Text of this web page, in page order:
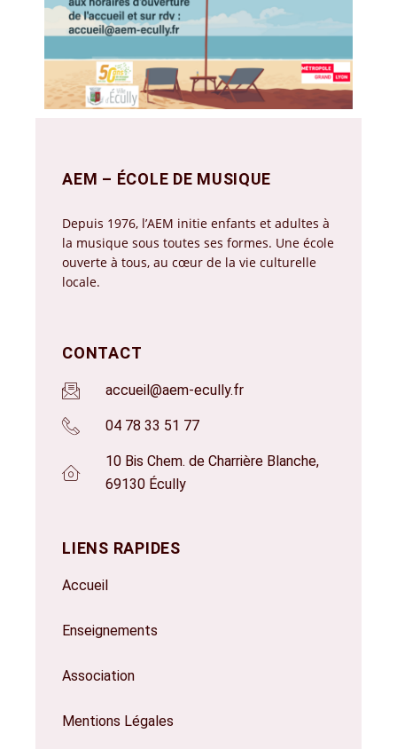
AEM – ÉCOLE DE MUSIQUE
Depuis 1976, l’AEM initie enfants et adultes à
la musique sous toutes ses formes. Une école
ouverte à tous, au cœur de la vie culturelle
locale.
CONTACT
accueil@aem-ecully.fr
04 78 33 51 77
10 Bis Chem. de Charrière Blanche,
69130 Écully
LIENS RAPIDES
Accueil
Enseignements
Association
Mentions Légales